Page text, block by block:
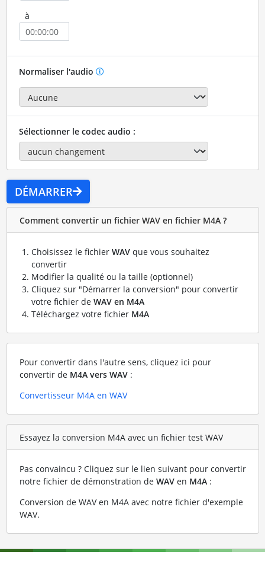
à
Normaliser l'audio
Sélectionner le codec audio :
DÉMARRER
Comment convertir un fichier WAV en fichier M4A ?
Choisissez le fichier WAVque vous souhaitez
convertir
Modifier la qualité ou la taille (optionnel)
Cliquez sur "Démarrer la conversion" pour convertir
votre fichier de WAV en M4A
Téléchargez votre fichier M4A
Pour convertir dans l'autre sens, cliquez ici pour
convertir de M4A vers WAV:
Convertisseur M4A en WAV
Essayez la conversion M4A avec un fichier test WAV
Pas convaincu ? Cliquez sur le lien suivant pour convertir
notre fichier de démonstration de WAVen M4A:
Conversion de WAV en M4A avec notre fichier d'exemple
WAV.